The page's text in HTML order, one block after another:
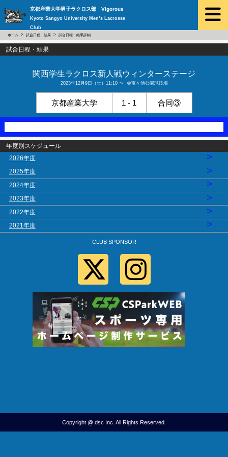
京都産業大学男子ラクロス部 Vigorous
Kyoto Sangyo University Men’s Lacrosse
Club
ホーム 試合日程・結果 試合日程・結果詳細
試合日程・結果
関西学生ラクロス新人戦ウィンターステージ
2023年12月9日（土）11:10 〜 ＠宝ヶ池公園球技場
京都産業大学 1 - 1 合同③
年度別スケジュール
2026年度
>
2025年度 >
2024年度 >
2023年度 >
2022年度 >
2021年度 >
CLUB SPONSOR
Copyright @ dsc Inc. All Rights Reserved.